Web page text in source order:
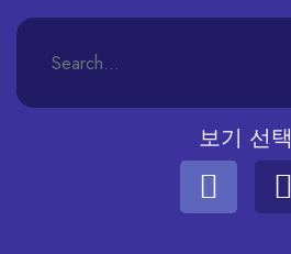
보기 선택